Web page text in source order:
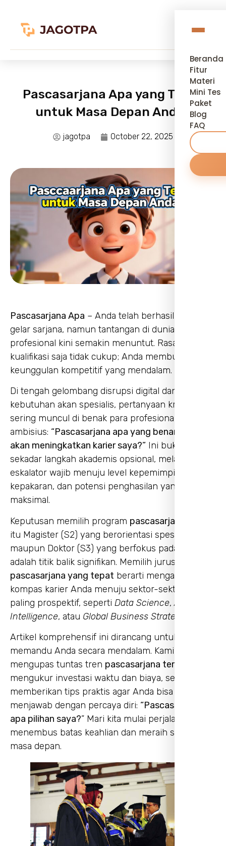
Beranda
Fitur
Materi
Mini Tes
Paket
Blog
FAQ
Pascasarjana Apa yang Tepat
untuk Masa Depan Anda?
jagotpa October 22, 2025
Pascasarjana Apa – Anda telah berhasil meraih
gelar sarjana, namun tantangan di dunia
profesional kini semakin menuntut. Rasanya,
kualifikasi saja tidak cukup; Anda membutuhkan
keunggulan kompetitif yang mendalam.
Di tengah gelombang disrupsi digital dan
kebutuhan akan spesialis, pertanyaan krusial
sering muncul di benak para profesional
ambisius: “Pascasarjana apa yang benar-benar
akan meningkatkan karier saya?” Ini bukan lagi
sekadar langkah akademis opsional, melainkan
eskalator wajib menuju level kepemimpinan,
kepakaran, dan potensi penghasilan yang
maksimal.
Keputusan memilih program pascasarjana
itu Magister (S2) yang berorientasi spesialisasi
maupun Doktor (S3) yang berfokus pada riset
adalah titik balik signifikan. Memilih jurusan
pascasarjana yang tepat berarti mengarahkan
kompas karier Anda menuju sektor-sektor yang
paling prospektif, seperti Data Science,Artificial
Intelligence, atau Global Business Strategy
Artikel komprehensif ini dirancang untuk
memandu Anda secara mendalam. Kami akan
mengupas tuntas tren pascasarjana terbaik
mengukur investasi waktu dan biaya, serta
memberikan tips praktis agar Anda bisa
menjawab dengan percaya diri: “Pascasarjana
apa pilihan saya?” Mari kita mulai perjalanan
menembus batas keahlian dan meraih sukses di
masa depan.